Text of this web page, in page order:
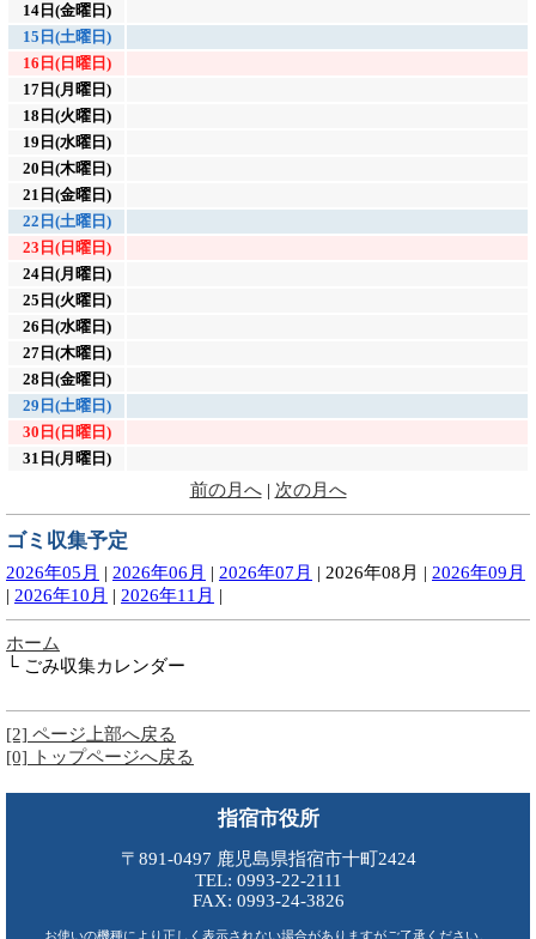
14日(金曜日)
15日(土曜日)
16日(日曜日)
17日(月曜日)
18日(火曜日)
19日(水曜日)
20日(木曜日)
21日(金曜日)
22日(土曜日)
23日(日曜日)
24日(月曜日)
25日(火曜日)
26日(水曜日)
27日(木曜日)
28日(金曜日)
29日(土曜日)
30日(日曜日)
31日(月曜日)
前の月へ| 次の月へ
ゴミ収集予定
2026年05月 | 2026年06月 | 2026年07月 | 2026年08月 | 2026年09月
| 2026年10月 | 2026年11月 |
ホーム
└ ごみ収集カレンダー
[2] ページ上部へ戻る
[0] トップページへ戻る
指宿市役所
〒891-0497 鹿児島県指宿市十町2424
TEL: 0993-22-2111
FAX: 0993-24-3826
お使いの機種により正しく表示されない場合がありますがご了承ください。